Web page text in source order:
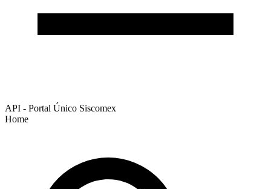
API - Portal Único Siscomex
Home